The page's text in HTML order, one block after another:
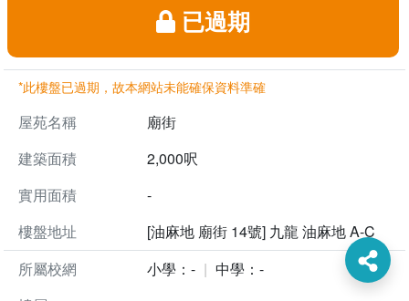
已過期
*此樓盤已過期，故本網站未能確保資料準確
屋苑名稱
廟街
建築面積
2,000呎
實用面積
-
樓盤地址
[油麻地 廟街 14號] 九龍 油麻地 A-C
所屬校網
小學：-
中學：-